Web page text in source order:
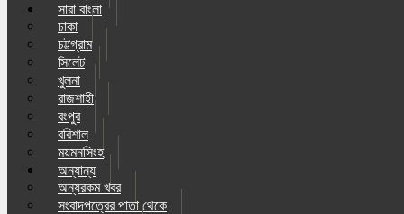
সারা বাংলা
ঢাকা
চট্টগ্রাম
সিলেট
খুলনা
রাজশাহী
রংপুর
বরিশাল
ময়মনসিংহ
অন্যান্য
অন্যরকম খবর
সংবাদপত্রের পাতা থেকে